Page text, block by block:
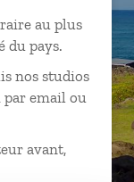
au plus
du pays.
nos studios
par email ou
avant,